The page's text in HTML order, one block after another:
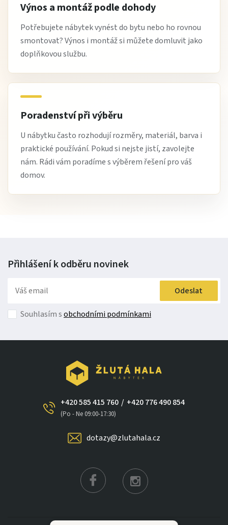
Výnos a montáž podle dohody
Potřebujete nábytek vynést do bytu nebo ho rovnou
smontovat? Výnos i montáž si můžete domluvit jako
doplňkovou službu.
Poradenství při výběru
U nábytku často rozhodují rozměry, materiál, barva i
praktické používání. Pokud si nejste jistí, zavolejte
nám. Rádi vám poradíme s výběrem řešení pro váš
domov.
Přihlášení k odběru novinek
Odeslat
Souhlasím sobchodními podmínkami
+420 585 415 760
(Po - Ne 09:00-17:30)
/ +420 776 490 854
dotazy@zlutahala.cz